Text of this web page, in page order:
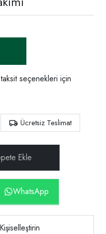
seçenekleri için
Ücretsiz Teslimat
WhatsApp